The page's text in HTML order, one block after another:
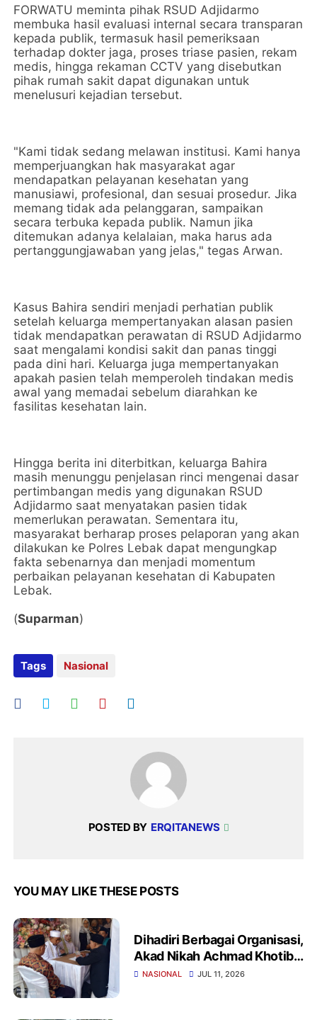
FORWATU meminta pihak RSUD Adjidarmo
membuka hasil evaluasi internal secara transparan
kepada publik, termasuk hasil pemeriksaan
terhadap dokter jaga, proses triase pasien, rekam
medis, hingga rekaman CCTV yang disebutkan
pihak rumah sakit dapat digunakan untuk
menelusuri kejadian tersebut.
"Kami tidak sedang melawan institusi. Kami hanya
memperjuangkan hak masyarakat agar
mendapatkan pelayanan kesehatan yang
manusiawi, profesional, dan sesuai prosedur. Jika
memang tidak ada pelanggaran, sampaikan
secara terbuka kepada publik. Namun jika
ditemukan adanya kelalaian, maka harus ada
pertanggungjawaban yang jelas," tegas Arwan.
Kasus Bahira sendiri menjadi perhatian publik
setelah keluarga mempertanyakan alasan pasien
tidak mendapatkan perawatan di RSUD Adjidarmo
saat mengalami kondisi sakit dan panas tinggi
pada dini hari. Keluarga juga mempertanyakan
apakah pasien telah memperoleh tindakan medis
awal yang memadai sebelum diarahkan ke
fasilitas kesehatan lain.
Hingga berita ini diterbitkan, keluarga Bahira
masih menunggu penjelasan rinci mengenai dasar
pertimbangan medis yang digunakan RSUD
Adjidarmo saat menyatakan pasien tidak
memerlukan perawatan. Sementara itu,
masyarakat berharap proses pelaporan yang akan
dilakukan ke Polres Lebak dapat mengungkap
fakta sebenarnya dan menjadi momentum
perbaikan pelayanan kesehatan di Kabupaten
Lebak.
(Suparman)
Tags Nasional
POSTED BY ERQITANEWS
YOU MAY LIKE THESE POSTS
Dihadiri Berbagai Organisasi,
Akad Nikah Achmad Khotib
dan Wiwin Winarti
NASIONAL JUL 11, 2026